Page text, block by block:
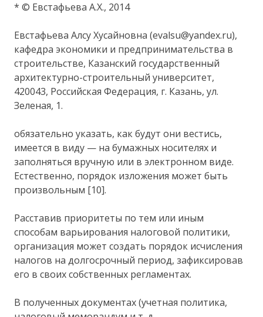
* © Евстафьева А.Х., 2014
Евстафьева Алсу Хусайновна (evalsu@yandex.ru),
кафедра экономики и предпринимательства в
строительстве, Казанский государственный
архитектурно-строительный университет,
420043, Российская Федерация, г. Казань, ул.
Зеленая, 1.
обязательно указать, как будут они вестись,
имеется в виду — на бумажных носителях и
заполняться вручную или в электронном виде.
Естественно, порядок изложения может быть
произвольным [10].
Расставив приоритеты по тем или иным
способам варьирования налоговой политики,
организация может создать порядок исчисления
налогов на долгосрочный период, зафиксировав
его в своих собственных регламентах.
В полученных документах (учетная политика,